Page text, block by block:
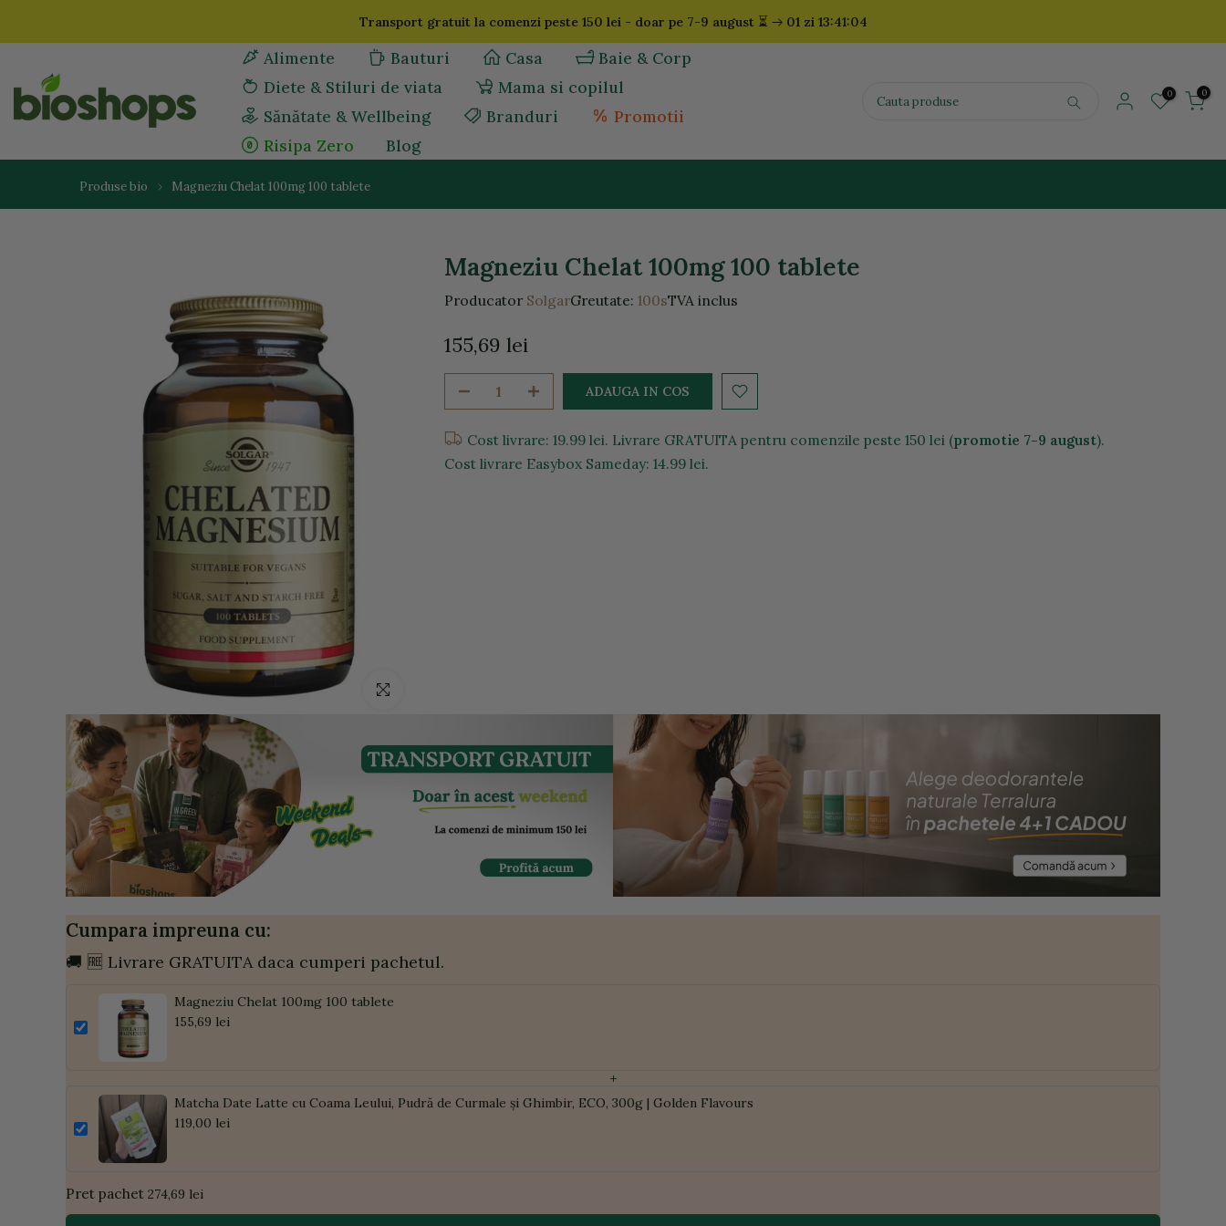
la
Transport gratuit la comenzi peste 150 lei - doar pe 7-9 august ⏳ 01 zi 13:41:03
Alimente Bauturi Casa
Baie & Corp
Diete & Stiluri de viata
Mama si copilul
Sănătate & Wellbeing
Branduri
Promotii
Risipa Zero
Blog
0 0
Produse bio Magneziu Chelat 100mg 100 tablete
Click pentru a mari
Magneziu Chelat 100mg 100 tablete
Producator SolgarGreutate: 100sTVA inclus
155,69 lei
ADAUGA IN COS
Cost livrare: 19.99 lei. Livrare GRATUITA pentru comenzile peste 150 lei (promotie 7-9 august).
Cost livrare Easybox Sameday: 14.99 lei.
Cumpara impreuna cu:
🚚 🆓 Livrare GRATUITA daca cumperi pachetul.
Magneziu Chelat 100mg 100 tablete
155,69 lei
+
Matcha Date Latte cu Coama Leului, Pudră de Curmale și Ghimbir, ECO, 300g | Golden Flavours
119,00 lei
Pret pachet 274,69 lei